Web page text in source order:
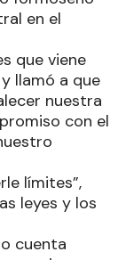
en el
que viene
llamó a que
nuestra
con el
límites”,
leyes y los
cuenta